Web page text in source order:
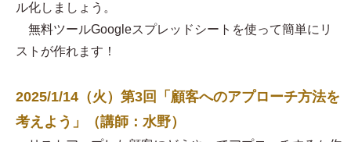
ル化しましょう。
無料ツールGoogleスプレッドシートを使って簡単にリ
ストが作れます！
2025/1/14（火）第3回「顧客へのアプローチ方法を
考えよう」（講師：水野）